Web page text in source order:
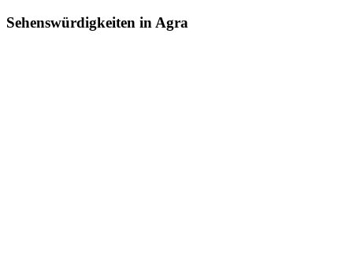
Sehenswürdigkeiten in Agra